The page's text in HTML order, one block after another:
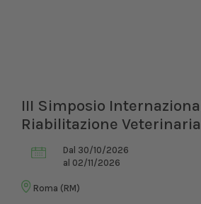
III Simposio
Riabilitazione Veterinaria
Dal 30/10/2026
al 02/11/2026
Roma (RM)